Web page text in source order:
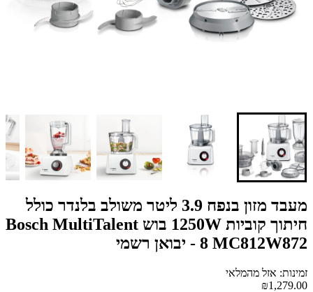
מעבד מזון בנפח 3.9 ליטר משולב בלנדר כולל
חיתוך קוביות 1250W בוש Bosch MultiTalent
8 MC812W872 - יבואן רשמי
זמינות: אזל מהמלאי
₪1,279.00